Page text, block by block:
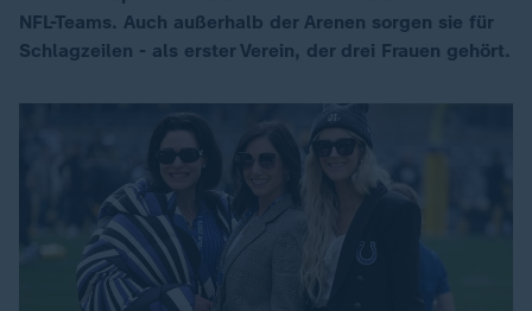
NFL-Teams. Auch außerhalb der Arenen sorgen sie für
Schlagzeilen - als erster Verein, der drei Frauen gehört.